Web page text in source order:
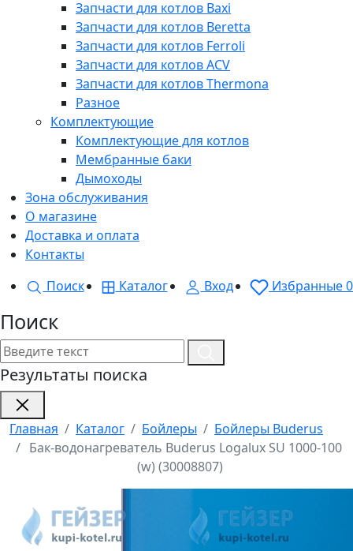
Запчасти для котлов Baxi
Запчасти для котлов Beretta
Запчасти для котлов Ferroli
Запчасти для котлов ACV
Запчасти для котлов Thermona
Разное
Комплектующие
Комплектующие для котлов
Мембранные баки
Дымоходы
Зона обслуживания
О магазине
Доставка и оплата
Контакты
Поиск
Каталог Вход Избранные0
Поиск
Результаты поиска
Главная Каталог Бойлеры
Бойлеры Buderus
Бак-водонагреватель Buderus Logalux SU 1000-100
(w) (30008807)